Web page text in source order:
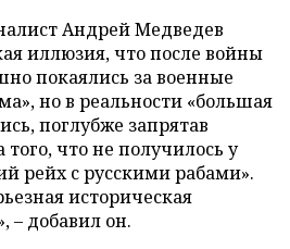
Андрей Медведев
иллюзия, что после войны
покаялись за военные
но в реальности «большая
поглубже запрятав
того, что не получилось у
рейх с русскими рабами».
историческая
– добавил он.